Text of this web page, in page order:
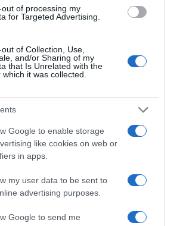
of processing my
for Targeted Advertising.
of Collection, Use,
and/or Sharing of my
that Is Unrelated with the
it was collected.
Google to enable storage
like cookies on web or
in apps.
my user data to be sent to
advertising purposes.
Google to send me
a végső döntést hozza a jelöltek
azálláshirdetés ingyenes
a potenciális jelöltek elérésére
hirdetési költségeket kellene
A jól megírt, részletes hirdetés
a szűrést: elijeszti a nem megfelelő
a valóban alkalmasakat, akik
a pozícióban. Emeld ki a konkrét
és a munkakörülményeket
együtt. Ha a cég lehetőséget ad
vagy fejlődési lehetőségeket
tüntesd fel, mert ezek ma
a munkavállalók számára, akik
között.